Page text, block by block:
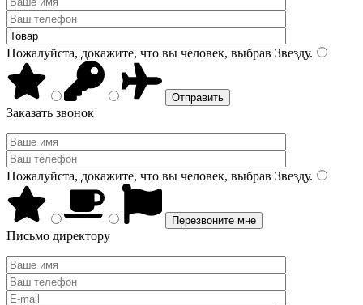
Пожалуйста, докажите, что вы человек, выбрав Звезду.
Заказать звонок
Пожалуйста, докажите, что вы человек, выбрав Звезду.
Письмо директору